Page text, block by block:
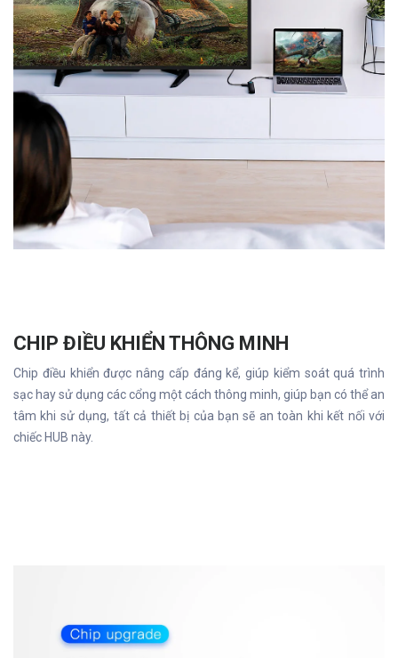
CHIP ĐIỀU KHIỂN THÔNG MINH
Chip điều khiển được nâng cấp đáng kể, giúp kiểm soát quá trình
sạc hay sử dụng các cổng một cách thông minh, giúp bạn có thể an
tâm khi sử dụng, tất cả thiết bị của bạn sẽ an toàn khi kết nối với
chiếc HUB này.